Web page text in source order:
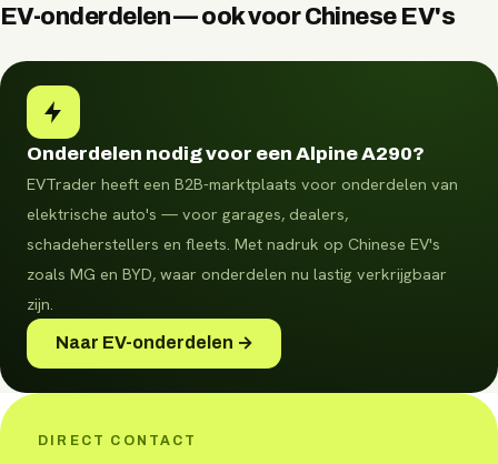
beschikbaarheid en plan direct een bezichtiging of
EV-onderdelen — ook voor Chinese EV's
Onderdelen nodig voor een Alpine A290?
EVTrader heeft een B2B-marktplaats voor onderdelen van
elektrische auto's — voor garages, dealers,
schadeherstellers en fleets. Met nadruk op Chinese EV's
zoals MG en BYD, waar onderdelen nu lastig verkrijgbaar
zijn.
Naar EV-onderdelen →
DIRECT CONTACT